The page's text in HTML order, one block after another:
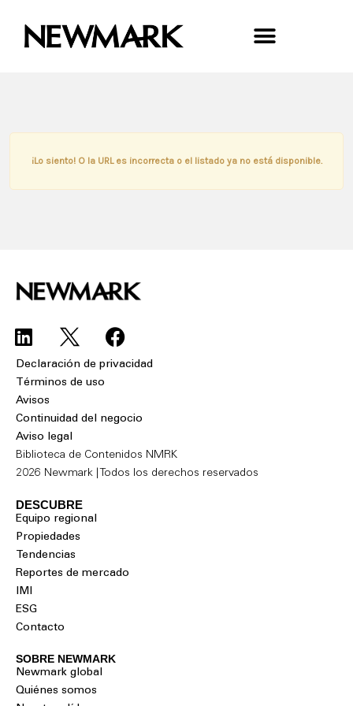
¡Lo siento! O la URL es incorrecta o el listado ya no está disponible.
Declaración de privacidad
Términos de uso
Avisos
Continuidad del negocio
Aviso legal
Biblioteca de Contenidos NMRK
2026 Newmark | Todos los derechos reservados
DESCUBRE
Equipo regional
Propiedades
Tendencias
Reportes de mercado
IMI
ESG
Contacto
SOBRE NEWMARK
Newmark global
Quiénes somos